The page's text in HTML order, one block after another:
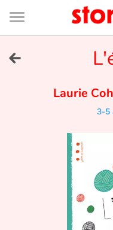
Connexion
Bibliothèque
de
page
Tester gratuitement
Bibliothèque
Laurie
3-5